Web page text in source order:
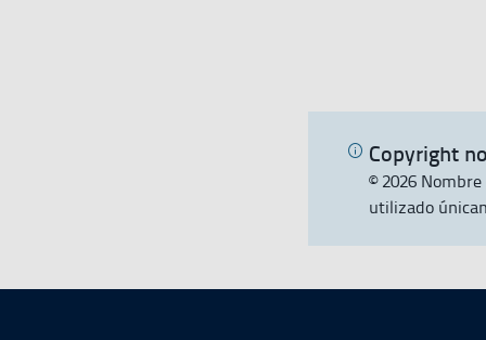
Copyright
© 2026
utilizado